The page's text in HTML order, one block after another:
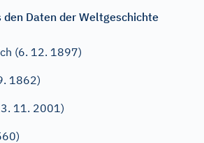
Daten der Weltgeschichte
(6. 12. 1897)
1862)
11. 2001)